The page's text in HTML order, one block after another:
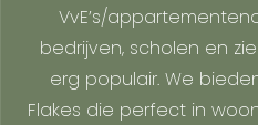
VvE’s/
bedrijven, scholen en
erg populair. We
Flakes die perfect in